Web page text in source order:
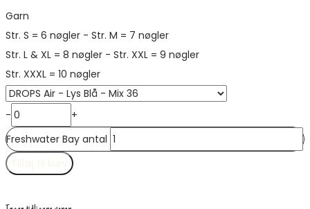
Garn
Str. S = 6 nøgler - Str. M = 7 nøgler
Str. L & XL = 8 nøgler - Str. XXL = 9 nøgler
Str. XXXL = 10 nøgler
-
+
Freshwater Bay antal
Tilføj til kurv